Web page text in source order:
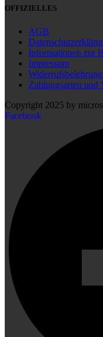
OFFIZIELLES
AGB
Informationen zur
Impressum
Zahlungsarten und
Copyright 2025 by
Facebook